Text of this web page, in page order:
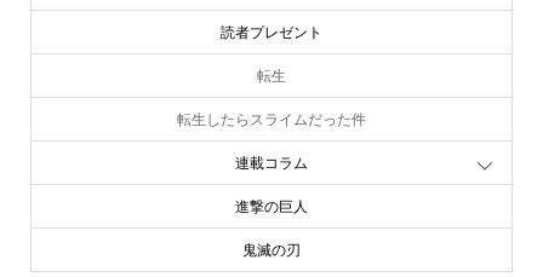
読者プレゼント
転生
転生したらスライムだった件
連載コラム
進撃の巨人
鬼滅の刃